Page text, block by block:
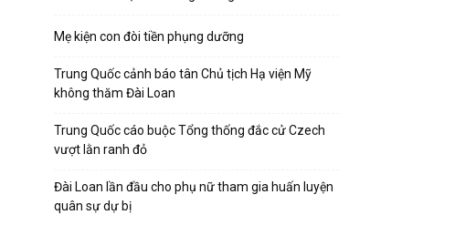
Mẹ kiện con đòi tiền phụng dưỡng
Trung Quốc cảnh báo tân Chủ tịch Hạ viện Mỹ
không thăm Đài Loan
Trung Quốc cáo buộc Tổng thống đắc cử Czech
vượt lằn ranh đỏ
Đài Loan lần đầu cho phụ nữ tham gia huấn luyện
quân sự dự bị